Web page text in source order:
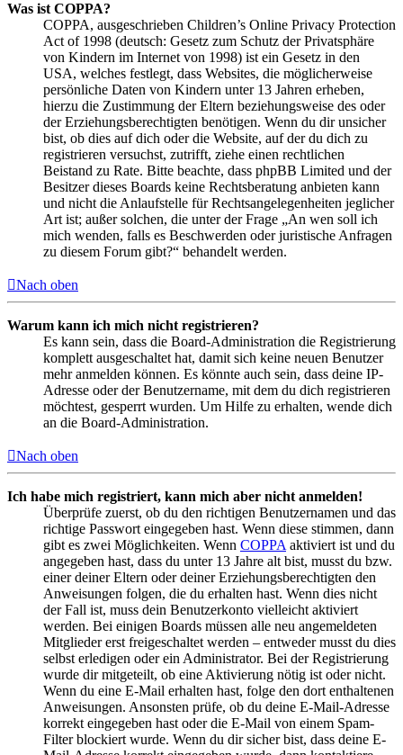
Was ist COPPA?
COPPA, ausgeschrieben Children’s Online Privacy Protection
Act of 1998 (deutsch: Gesetz zum Schutz der Privatsphäre
von Kindern im Internet von 1998) ist ein Gesetz in den
USA, welches festlegt, dass Websites, die möglicherweise
persönliche Daten von Kindern unter 13 Jahren erheben,
hierzu die Zustimmung der Eltern beziehungsweise des oder
der Erziehungsberechtigten benötigen. Wenn du dir unsicher
bist, ob dies auf dich oder die Website, auf der du dich zu
registrieren versuchst, zutrifft, ziehe einen rechtlichen
Beistand zu Rate. Bitte beachte, dass phpBB Limited und der
Besitzer dieses Boards keine Rechtsberatung anbieten kann
und nicht die Anlaufstelle für Rechtsangelegenheiten jeglicher
Art ist; außer solchen, die unter der Frage „An wen soll ich
mich wenden, falls es Beschwerden oder juristische Anfragen
zu diesem Forum gibt?“ behandelt werden.
Nach oben
Warum kann ich mich nicht registrieren?
Es kann sein, dass die Board-Administration die Registrierung
komplett ausgeschaltet hat, damit sich keine neuen Benutzer
mehr anmelden können. Es könnte auch sein, dass deine IP-
Adresse oder der Benutzername, mit dem du dich registrieren
möchtest, gesperrt wurden. Um Hilfe zu erhalten, wende dich
an die Board-Administration.
Nach oben
Ich habe mich registriert, kann mich aber nicht anmelden!
Überprüfe zuerst, ob du den richtigen Benutzernamen und das
richtige Passwort eingegeben hast. Wenn diese stimmen, dann
gibt es zwei Möglichkeiten. Wenn COPPA aktiviert ist und du
angegeben hast, dass du unter 13 Jahre alt bist, musst du bzw.
einer deiner Eltern oder deiner Erziehungsberechtigten den
Anweisungen folgen, die du erhalten hast. Wenn dies nicht
der Fall ist, muss dein Benutzerkonto vielleicht aktiviert
werden. Bei einigen Boards müssen alle neu angemeldeten
Mitglieder erst freigeschaltet werden – entweder musst du dies
selbst erledigen oder ein Administrator. Bei der Registrierung
wurde dir mitgeteilt, ob eine Aktivierung nötig ist oder nicht.
Wenn du eine E-Mail erhalten hast, folge den dort enthaltenen
Anweisungen. Ansonsten prüfe, ob du deine E-Mail-Adresse
korrekt eingegeben hast oder die E-Mail von einem Spam-
Filter blockiert wurde. Wenn du dir sicher bist, dass deine E-